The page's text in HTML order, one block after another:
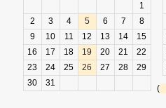
1
2
3 4 5 6 7
8
9
10 11 12 13 14
15
16
17 18 19 20 21
22
23
24 25 26 27 28
29
30
31
(